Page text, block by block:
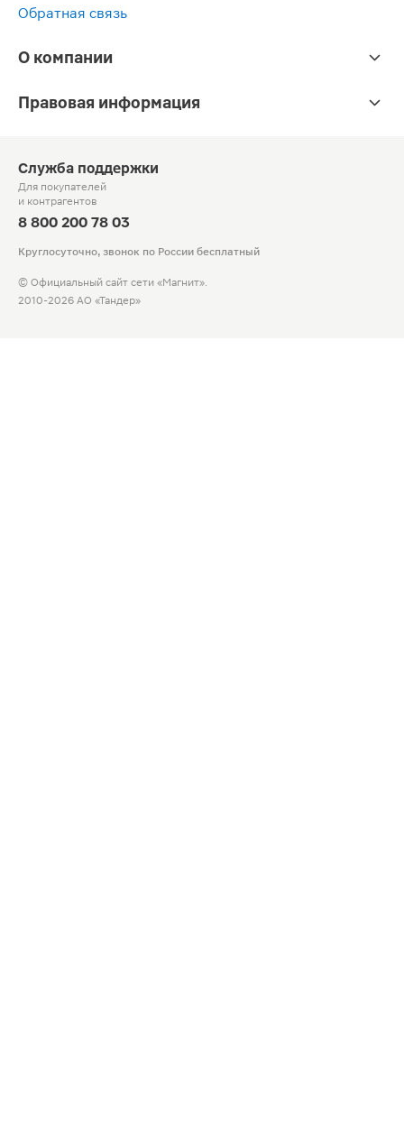
Обратная связь
О компании
Правовая информация
Служба поддержки
Для покупателей
и контрагентов
8 800 200 78 03
Круглосуточно, звонок по России бесплатный
© Официальный сайт сети «Магнит».
2010-2026 АО «Тандер»